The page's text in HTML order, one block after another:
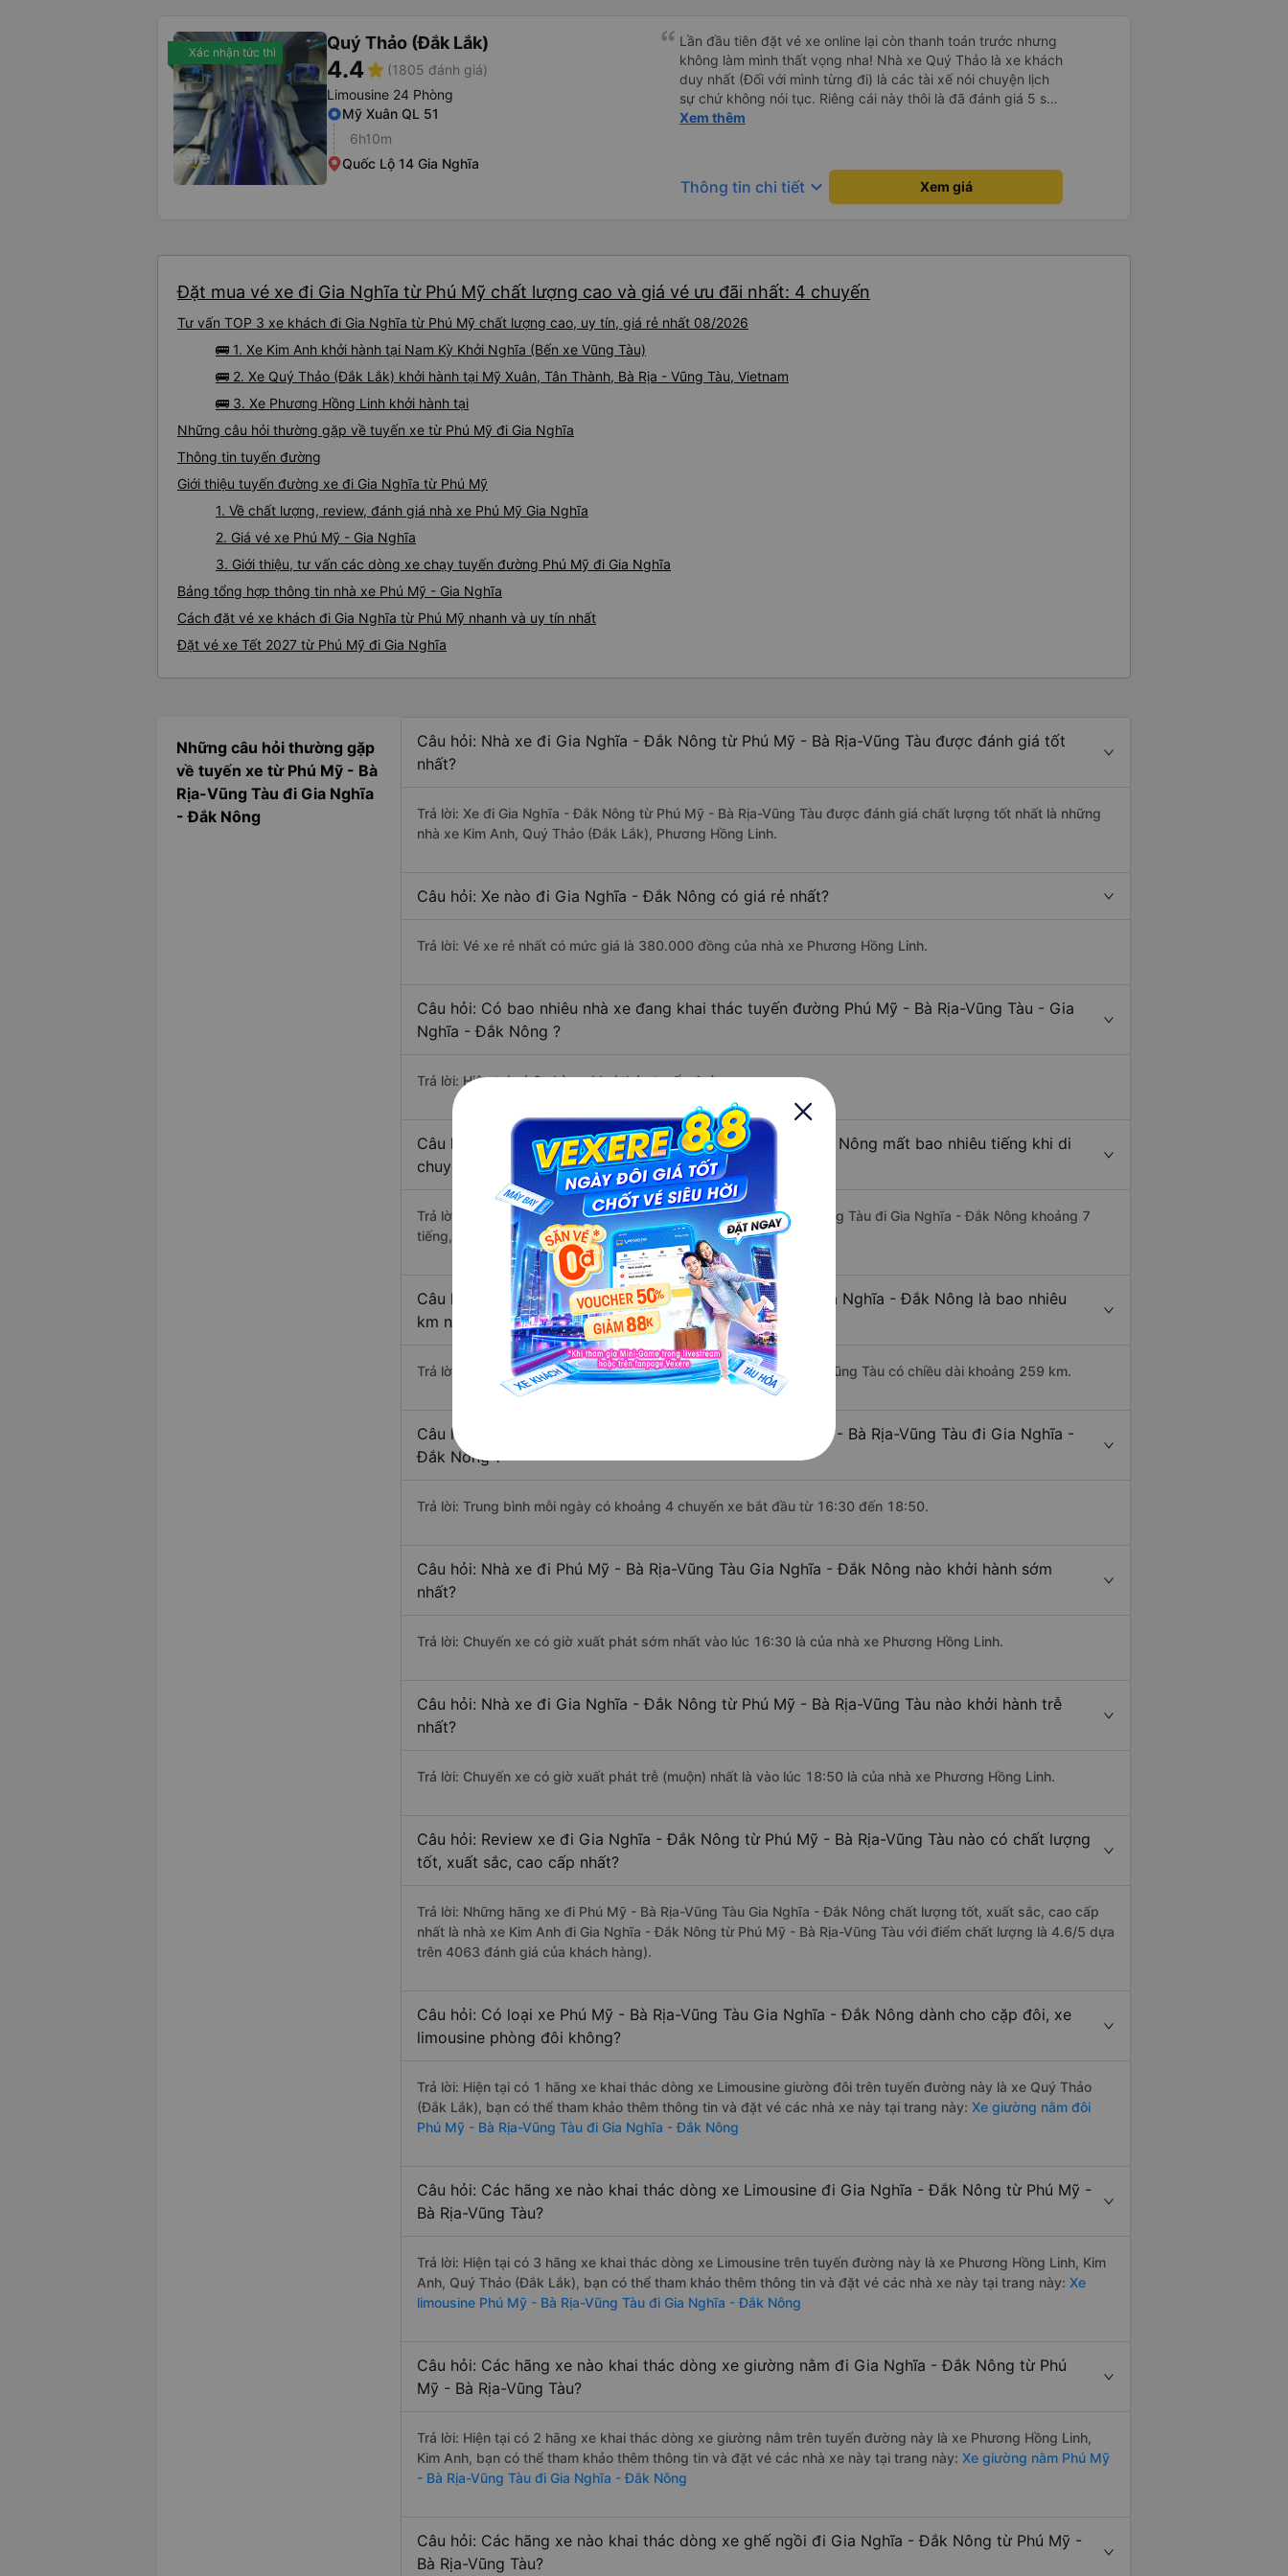
Xác nhận tức thì Quý Thảo (Đắk Lắk)
4.4star (1805 đánh giá)
Limousine 24 Phòng
Mỹ Xuân QL 51
6h10m
Quốc Lộ 14 Gia Nghĩa
Lần đầu tiên đặt vé xe online lại còn thanh toán trước nhưng
không làm mình thất vọng nha! Nhà xe Quý Thảo là xe khách
duy nhất (Đối với mình từng đi) là các tài xế nói chuyện lịch
sự chứ không nói tục. Riêng cái này thôi là đã đánh giá 5 sao
rồi. Chú tài xế còn uống pepsi rất dễ thương chứ không có
Xem thêm
Thông tin chi tiết keyboard_arrow_down Xem giá
Đặt mua vé xe đi Gia Nghĩa từ Phú Mỹ chất lượng cao và giá vé ưu đãi nhất: 4 chuyến
Tư vấn TOP 3 xe khách đi Gia Nghĩa từ Phú Mỹ chất lượng cao, uy tín, giá rẻ nhất 08/2026
🚌 1. Xe Kim Anh khởi hành tại Nam Kỳ Khởi Nghĩa (Bến xe Vũng Tàu)
🚌 2. Xe Quý Thảo (Đắk Lắk) khởi hành tại Mỹ Xuân, Tân Thành, Bà Rịa - Vũng Tàu, Vietnam
🚌 3. Xe Phương Hồng Linh khởi hành tại
Những câu hỏi thường gặp về tuyến xe từ Phú Mỹ đi Gia Nghĩa
Thông tin tuyến đường
Giới thiệu tuyến đường xe đi Gia Nghĩa từ Phú Mỹ
1. Về chất lượng, review, đánh giá nhà xe Phú Mỹ Gia Nghĩa
2. Giá vé xe Phú Mỹ - Gia Nghĩa
3. Giới thiệu, tư vấn các dòng xe chạy tuyến đường Phú Mỹ đi Gia Nghĩa
Bảng tổng hợp thông tin nhà xe Phú Mỹ - Gia Nghĩa
Cách đặt vé xe khách đi Gia Nghĩa từ Phú Mỹ nhanh và uy tín nhất
Đặt vé xe Tết 2027 từ Phú Mỹ đi Gia Nghĩa
Những câu hỏi thường gặp
về tuyến xe từ Phú Mỹ - Bà
Rịa-Vũng Tàu đi Gia Nghĩa
- Đắk Nông
Câu hỏi: Nhà xe đi Gia Nghĩa - Đắk Nông từ Phú Mỹ - Bà Rịa-Vũng Tàu được đánh giá tốt
nhất?
Trả lời: Xe đi Gia Nghĩa - Đắk Nông từ Phú Mỹ - Bà Rịa-Vũng Tàu được đánh giá chất lượng tốt nhất là những
nhà xe Kim Anh, Quý Thảo (Đắk Lắk), Phương Hồng Linh.
Câu hỏi: Xe nào đi Gia Nghĩa - Đắk Nông có giá rẻ nhất?
Trả lời: Vé xe rẻ nhất có mức giá là 380.000 đồng của nhà xe Phương Hồng Linh.
Câu hỏi: Có bao nhiêu nhà xe đang khai thác tuyến đường Phú Mỹ - Bà Rịa-Vũng Tàu - Gia
Nghĩa - Đắk Nông ?
Trả lời: Hiện tại có 3 nhà xe khai thác tuyến đường.
Câu hỏi: Từ Phú Mỹ - Bà Rịa-Vũng Tàu đi Gia Nghĩa - Đắk Nông mất bao nhiêu tiếng khi di
chuyển bằng xe khách?
Trả lời: Thời gian di chuyển bằng xe khách từ Phú Mỹ - Bà Rịa-Vũng Tàu đi Gia Nghĩa - Đắk Nông khoảng 7
tiếng, nếu mật độ giao thông thuận lợi.
Câu hỏi: Khoảng cách từ Phú Mỹ - Bà Rịa-Vũng Tàu đi Gia Nghĩa - Đắk Nông là bao nhiêu
km nếu di chuyển bằng xe khách?
Trả lời: Đoạn đường đi Gia Nghĩa - Đắk Nông từ Phú Mỹ - Bà Rịa-Vũng Tàu có chiều dài khoảng 259 km.
Câu hỏi: Mỗi ngày có bao nhiêu chuyến xe khách Phú Mỹ - Bà Rịa-Vũng Tàu đi Gia Nghĩa -
Đắk Nông ?
Trả lời: Trung bình mỗi ngày có khoảng 4 chuyến xe bắt đầu từ 16:30 đến 18:50.
Câu hỏi: Nhà xe đi Phú Mỹ - Bà Rịa-Vũng Tàu Gia Nghĩa - Đắk Nông nào khởi hành sớm
nhất?
Trả lời: Chuyến xe có giờ xuất phát sớm nhất vào lúc 16:30 là của nhà xe Phương Hồng Linh.
Câu hỏi: Nhà xe đi Gia Nghĩa - Đắk Nông từ Phú Mỹ - Bà Rịa-Vũng Tàu nào khởi hành trễ
nhất?
Trả lời: Chuyến xe có giờ xuất phát trễ (muộn) nhất là vào lúc 18:50 là của nhà xe Phương Hồng Linh.
Câu hỏi: Review xe đi Gia Nghĩa - Đắk Nông từ Phú Mỹ - Bà Rịa-Vũng Tàu nào có chất lượng
tốt, xuất sắc, cao cấp nhất?
Trả lời: Những hãng xe đi Phú Mỹ - Bà Rịa-Vũng Tàu Gia Nghĩa - Đắk Nông chất lượng tốt, xuất sắc, cao cấp
nhất là nhà xe Kim Anh đi Gia Nghĩa - Đắk Nông từ Phú Mỹ - Bà Rịa-Vũng Tàu với điểm chất lượng là 4.6/5 dựa
trên 4063 đánh giá của khách hàng).
Câu hỏi: Có loại xe Phú Mỹ - Bà Rịa-Vũng Tàu Gia Nghĩa - Đắk Nông dành cho cặp đôi, xe
limousine phòng đôi không?
Trả lời: Hiện tại có 1 hãng xe khai thác dòng xe Limousine giường đôi trên tuyến đường này là xe Quý Thảo
(Đắk Lắk), bạn có thể tham khảo thêm thông tin và đặt vé các nhà xe này tại trang này: Xe giường nằm đôi
Phú Mỹ - Bà Rịa-Vũng Tàu đi Gia Nghĩa - Đắk Nông
Câu hỏi: Các hãng xe nào khai thác dòng xe Limousine đi Gia Nghĩa - Đắk Nông từ Phú Mỹ -
Bà Rịa-Vũng Tàu?
Trả lời: Hiện tại có 3 hãng xe khai thác dòng xe Limousine trên tuyến đường này là xe Phương Hồng Linh, Kim
Anh, Quý Thảo (Đắk Lắk), bạn có thể tham khảo thêm thông tin và đặt vé các nhà xe này tại trang này: Xe
limousine Phú Mỹ - Bà Rịa-Vũng Tàu đi Gia Nghĩa - Đắk Nông
Câu hỏi: Các hãng xe nào khai thác dòng xe giường nằm đi Gia Nghĩa - Đắk Nông từ Phú
Mỹ - Bà Rịa-Vũng Tàu?
Trả lời: Hiện tại có 2 hãng xe khai thác dòng xe giường nằm trên tuyến đường này là xe Phương Hồng Linh,
Kim Anh, bạn có thể tham khảo thêm thông tin và đặt vé các nhà xe này tại trang này: Xe giường nằm Phú Mỹ
- Bà Rịa-Vũng Tàu đi Gia Nghĩa - Đắk Nông
Câu hỏi: Các hãng xe nào khai thác dòng xe ghế ngồi đi Gia Nghĩa - Đắk Nông từ Phú Mỹ -
Bà Rịa-Vũng Tàu?